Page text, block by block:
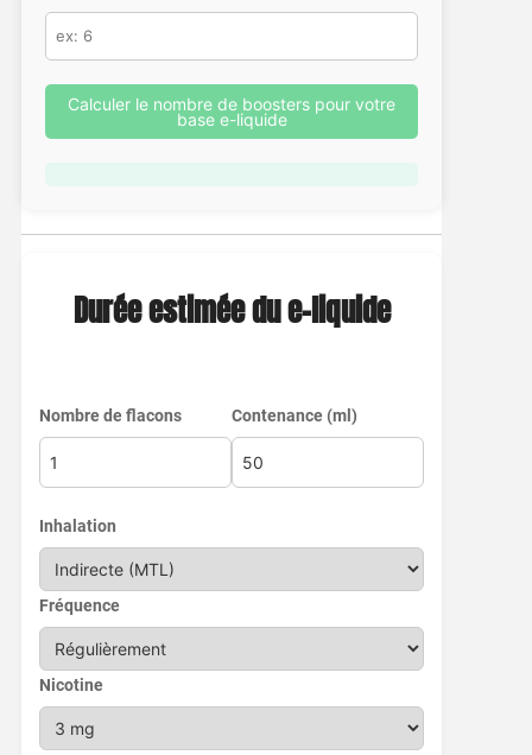
Calculer le nombre de boosters pour votre
base e-liquide
Durée estimée du e-liquide
Nombre de flacons Contenance (ml)
Inhalation
Fréquence
Nicotine